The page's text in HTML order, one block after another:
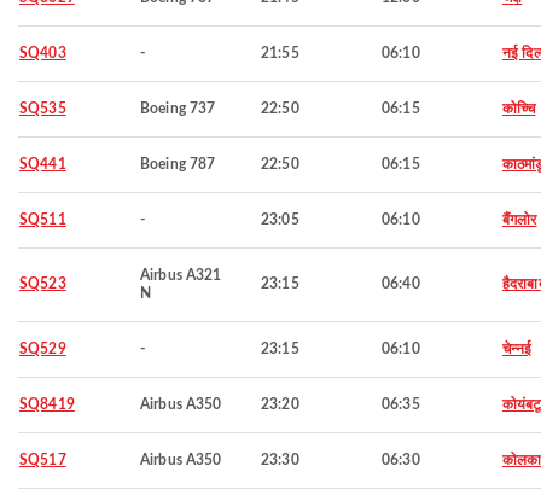
SQ403 - 21:55 06:10 नई
SQ535 Boeing 737 22:50 06:15 कोच्चि
SQ441 Boeing 787 22:50 06:15
SQ511 - 23:05 06:10 बैंगलोर
SQ523
Airbus A321
N
23:15 06:40
SQ529 - 23:15 06:10 चेन्नई
SQ8419 Airbus A350 23:20 06:35
SQ517 Airbus A350 23:30 06:30